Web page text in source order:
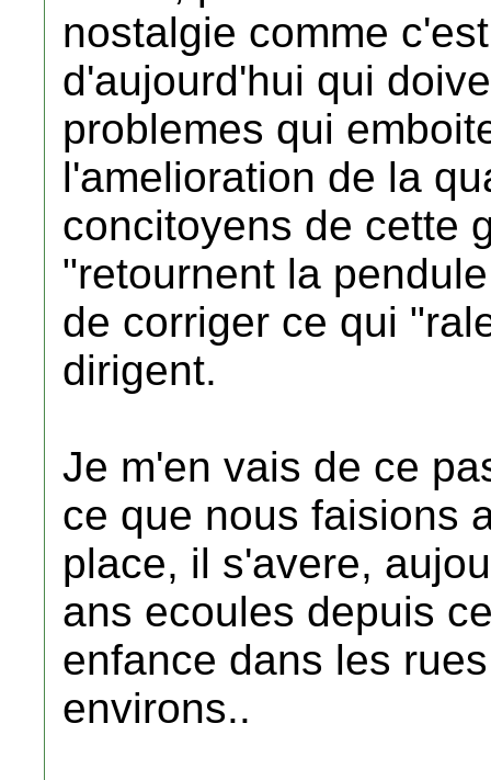
nostalgie comme
d'aujourd'hui qui
problemes qui
l'amelioration de la
concitoyens de cette
"retournent la
de corriger ce qui
dirigent.
Je m'en vais de ce
ce que nous faisions
place, il s'avere,
ans ecoules depuis
enfance dans les
environs..